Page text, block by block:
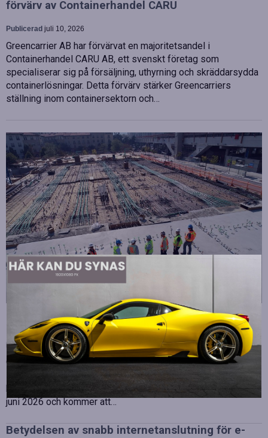
förvärv av Containerhandel CARU
Publicerad juli 10, 2026
Greencarrier AB har förvärvat en majoritetsandel i
Containerhandel CARU AB, ett svenskt företag som
specialiserar sig på försäljning, uthyrning och skräddarsydda
containerlösningar. Detta förvärv stärker Greencarriers
ställning inom containersektorn och…
Strategiska tillskott till OHLA Sveriges ledning
Publicerad juli 10, 2026
OHLA Sverige stärker sin ledningsgrupp genom att anställa
Malin Bergman som HR-chef och María Vazquez som
biträdande ekonomichef. Båda började sina nya tjänster den 1
juni 2026 och kommer att…
Betydelsen av snabb internetanslutning för e-